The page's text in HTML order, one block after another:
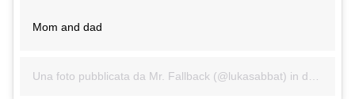
Mom and dad
Una foto pubblicata da Mr. Fallback (@lukasabbat) in data: